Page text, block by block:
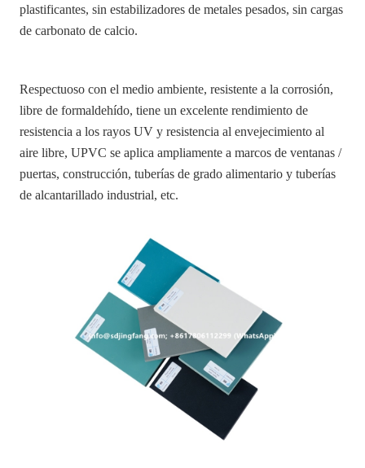
plastificantes, sin estabilizadores de metales pesados, sin cargas
de carbonato de calcio.
Respectuoso con el medio ambiente, resistente a la corrosión,
libre de formaldehído, tiene un excelente rendimiento de
resistencia a los rayos UV y resistencia al envejecimiento al
aire libre, UPVC se aplica ampliamente a marcos de ventanas /
puertas, construcción, tuberías de grado alimentario y tuberías
de alcantarillado industrial, etc.